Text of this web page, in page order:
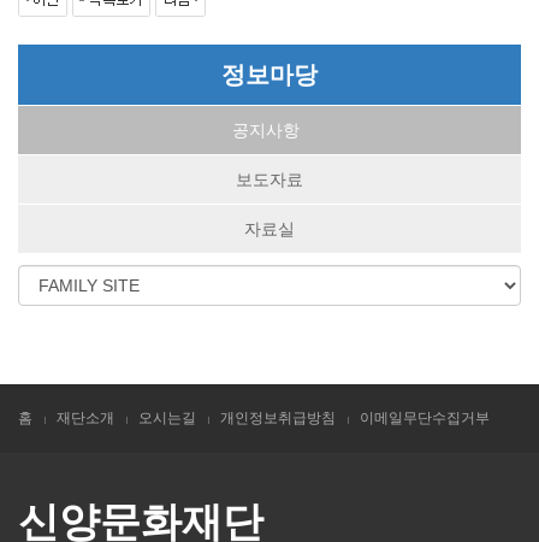
정보마당
공지사항
보도자료
자료실
홈 재단소개 오시는길 개인정보취급방침 이메일무단수집거부
신양문화재단